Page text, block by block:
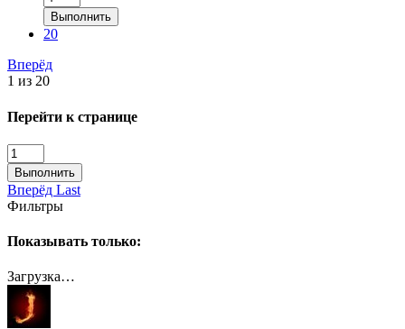
Выполнить
20
Вперёд
1 из 20
Перейти к странице
Выполнить
Вперёд Last
Фильтры
Показывать только:
Загрузка…